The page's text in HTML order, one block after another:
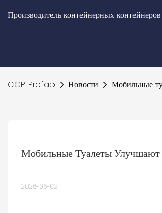
Производитель контейнерных
CCP Prefab Новости Мобильные
Мобильные Туалеты Улучшают
2026-06-02